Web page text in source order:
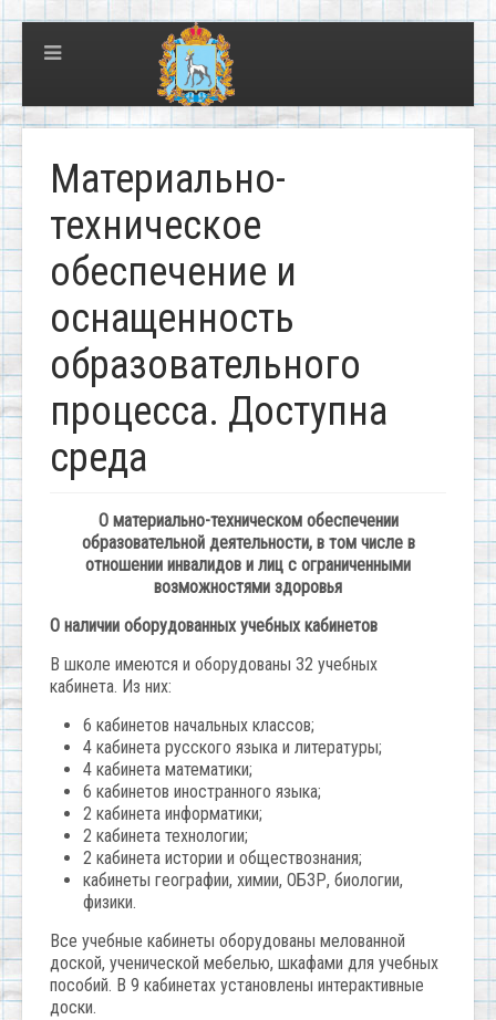
Материально-
техническое
обеспечение и
оснащенность
образовательного
процесса. Доступна
среда
О материально-техническом обеспечении
образовательной деятельности, в том числе в
отношении инвалидов и лиц с ограниченными
возможностями здоровья
О наличии оборудованных учебных кабинетов
В школе имеются и оборудованы 32 учебных
кабинета. Из них:
6 кабинетов начальных классов;
4 кабинета русского языка и литературы;
4 кабинета математики;
6 кабинетов иностранного языка;
2 кабинета информатики;
2 кабинета технологии;
2 кабинета истории и обществознания;
кабинеты географии, химии, ОБЗР, биологии,
физики.
Все учебные кабинеты оборудованы мелованной
доской, ученической мебелью, шкафами для учебных
пособий. В 9 кабинетах установлены интерактивные
доски.